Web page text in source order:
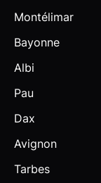
Montélimar
Bayonne
Albi
Pau
Dax
Avignon
Tarbes